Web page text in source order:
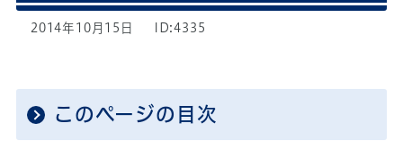
2014年10月15日 ID:4335
このページの目次